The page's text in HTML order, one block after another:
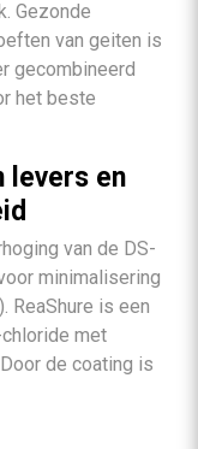
Gezonde
van geiten is
gecombineerd
het beste
levers en
van de DS-
minimalisering
ReaShure is een
met
de coating is